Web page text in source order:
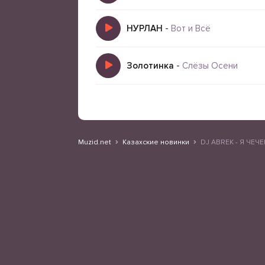
НУРЛАН - Вот и Всё
Золотинка - Слёзы Осени
Muzid.net Казахские новинки DJ ABREK - Я